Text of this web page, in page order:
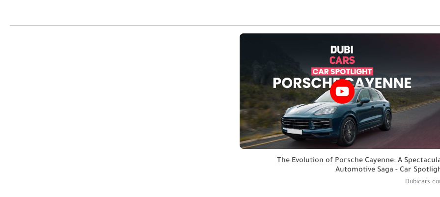
The Evolution of Porsche Cayenne: A
Automotive Saga - Car